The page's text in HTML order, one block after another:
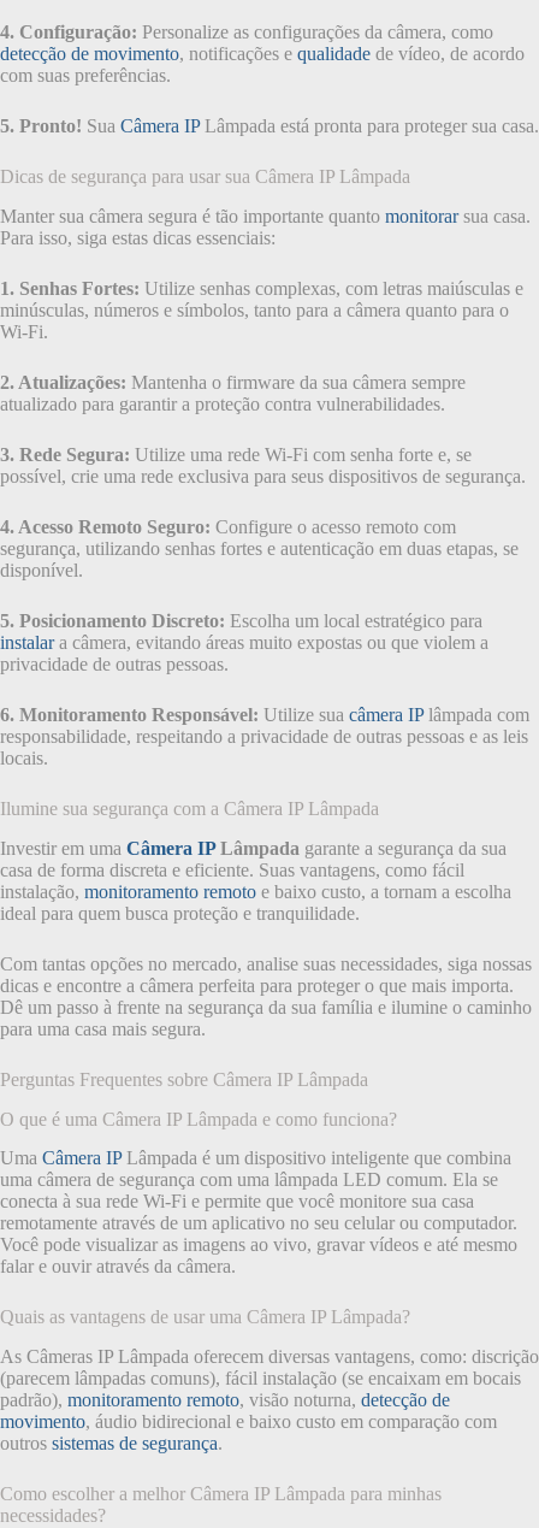
4. Configuração: Personalize as configurações da câmera, como
detecção de movimento, notificações e qualidade de vídeo, de acordo
com suas preferências.
5. Pronto! Sua Câmera IPLâmpada está pronta para proteger sua casa.
Dicas de segurança para usar sua Câmera IP Lâmpada
Manter sua câmera segura é tão importante quanto monitorarsua casa.
Para isso, siga estas dicas essenciais:
1. Senhas Fortes: Utilize senhas complexas, com letras maiúsculas e
minúsculas, números e símbolos, tanto para a câmera quanto para o
Wi-Fi.
2. Atualizações: Mantenha o firmware da sua câmera sempre
atualizado para garantir a proteção contra vulnerabilidades.
3. Rede Segura: Utilize uma rede Wi-Fi com senha forte e, se
possível, crie uma rede exclusiva para seus dispositivos de segurança.
4. Acesso Remoto Seguro: Configure o acesso remoto com
segurança, utilizando senhas fortes e autenticação em duas etapas, se
disponível.
5. Posicionamento Discreto: Escolha um local estratégico para
instalara câmera, evitando áreas muito expostas ou que violem a
privacidade de outras pessoas.
6. Monitoramento Responsável: Utilize sua câmera IPlâmpada com
responsabilidade, respeitando a privacidade de outras pessoas e as leis
locais.
Ilumine sua segurança com a Câmera IP Lâmpada
Investir em uma Câmera IPLâmpada garante a segurança da sua
casa de forma discreta e eficiente. Suas vantagens, como fácil
instalação, monitoramento remoto e baixo custo, a tornam a escolha
ideal para quem busca proteção e tranquilidade.
Com tantas opções no mercado, analise suas necessidades, siga nossas
dicas e encontre a câmera perfeita para proteger o que mais importa.
Dê um passo à frente na segurança da sua família e ilumine o caminho
para uma casa mais segura.
Perguntas Frequentes sobre Câmera IP Lâmpada
O que é uma Câmera IP Lâmpada e como funciona?
Uma Câmera IPLâmpada é um dispositivo inteligente que combina
uma câmera de segurança com uma lâmpada LED comum. Ela se
conecta à sua rede Wi-Fi e permite que você monitore sua casa
remotamente através de um aplicativo no seu celular ou computador.
Você pode visualizar as imagens ao vivo, gravar vídeos e até mesmo
falar e ouvir através da câmera.
Quais as vantagens de usar uma Câmera IP Lâmpada?
As Câmeras IP Lâmpada oferecem diversas vantagens, como: discrição
(parecem lâmpadas comuns), fácil instalação (se encaixam em bocais
padrão), monitoramento remoto, visão noturna, detecção de
movimento, áudio bidirecional e baixo custo em comparação com
outros sistemas de segurança.
Como escolher a melhor Câmera IP Lâmpada para minhas
necessidades?